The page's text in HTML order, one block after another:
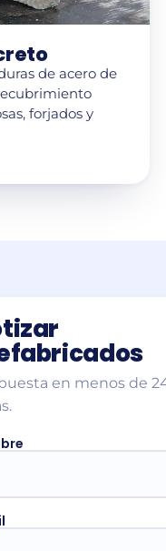
de acero de
forjados y
en menos de